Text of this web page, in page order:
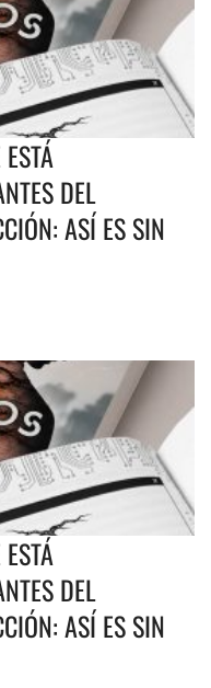
DEL
ASÍ ES SIN
DEL
ASÍ ES SIN